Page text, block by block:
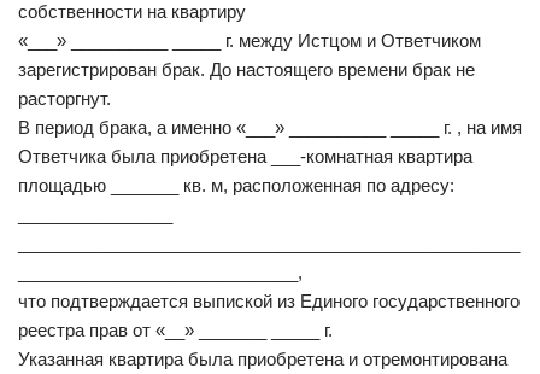
собственности на квартиру
«___» __________ _____ г. между Истцом и Ответчиком
зарегистрирован брак. До настоящего времени брак не
расторгнут.
В период брака, а именно «___» __________ _____ г. , на имя
Ответчика была приобретена ___-комнатная квартира
площадью _______ кв. м, расположенная по адресу:
_____________________________,
что подтверждается выпиской из Единого государственного
реестра прав от «__» _______ _____ г.
Указанная квартира была приобретена и отремонтирована